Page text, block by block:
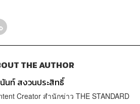
THE AUTHOR
นท์ สงวนประสิทธิ์
Creator สำนักข่าว THE STANDARD